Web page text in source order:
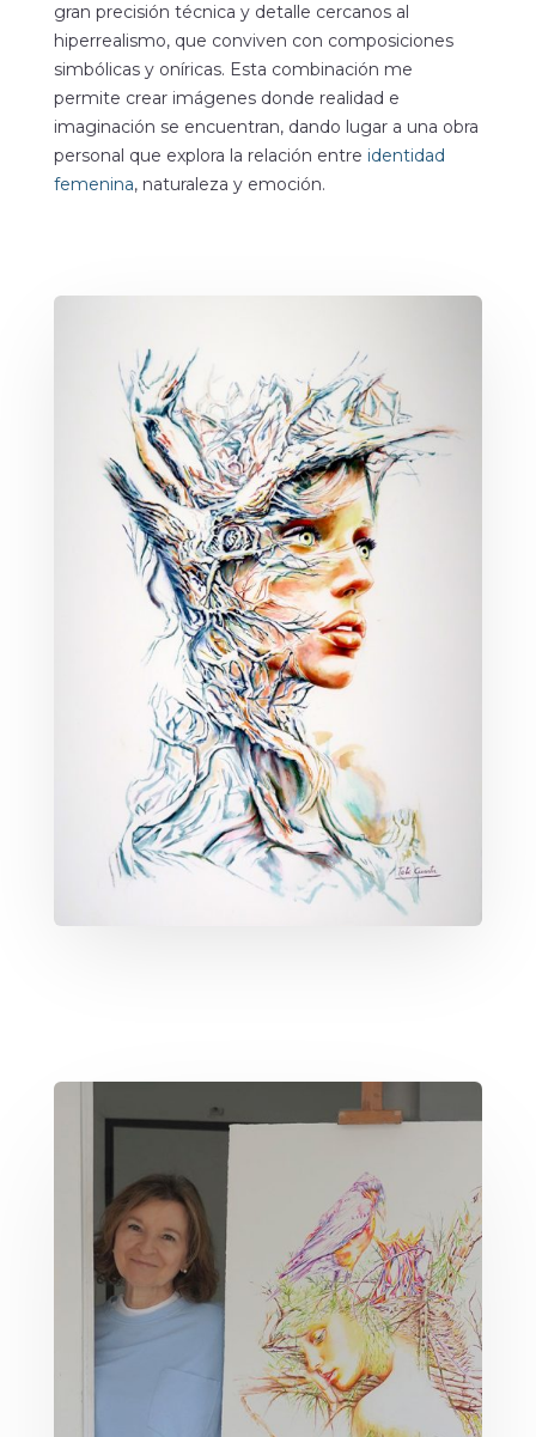
gran precisión técnica y detalle cercanos al
hiperrealismo, que conviven con composiciones
simbólicas y oníricas. Esta combinación me
permite crear imágenes donde realidad e
imaginación se encuentran, dando lugar a una obra
personal que explora la relación entre identidad
femenina, naturaleza y emoción.